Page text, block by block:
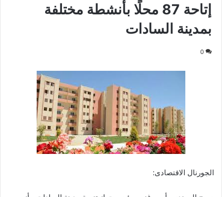
إتاحة 87 محلًا بأنشطة مختلفة
بمدينة السادات ​
0
الجورنال الاقتصادى: